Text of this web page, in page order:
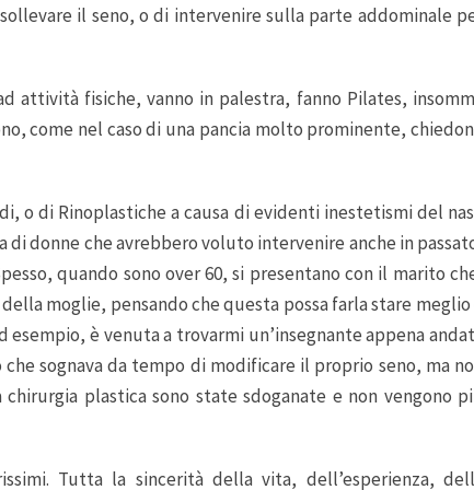
il seno, o di intervenire sulla parte addominale
attività fisiche, vanno in palestra, fanno Pilates,
come nel caso di una pancia molto prominente,
o di Rinoplastiche a causa di evidenti inestetismi del
donne che avrebbero voluto intervenire anche in
quando sono over 60, si presentano con il marito
moglie, pensando che questa possa farla stare meglio
è venuta a trovarmi un’insegnante appena
sognava da tempo di modificare il proprio seno, ma
plastica sono state sdoganate e non vengono
Tutta la sincerità della vita, dell’esperienza,